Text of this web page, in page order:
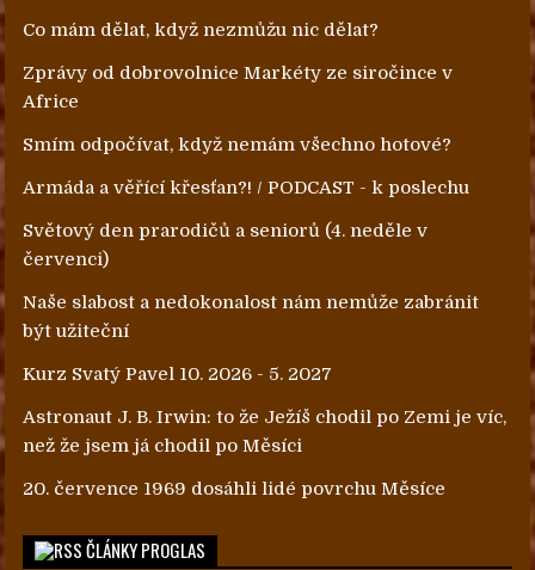
Co mám dělat, když nezmůžu nic dělat?
Zprávy od dobrovolnice Markéty ze siročince v
Africe
Smím odpočívat, když nemám všechno hotové?
Armáda a věřící křesťan?! / PODCAST - k poslechu
Světový den prarodičů a seniorů (4. neděle v
červenci)
Naše slabost a nedokonalost nám nemůže zabránit
být užiteční
Kurz Svatý Pavel 10. 2026 - 5. 2027
Astronaut J. B. Irwin: to že Ježíš chodil po Zemi je víc,
než že jsem já chodil po Měsíci
20. července 1969 dosáhli lidé povrchu Měsíce
ČLÁNKY PROGLAS